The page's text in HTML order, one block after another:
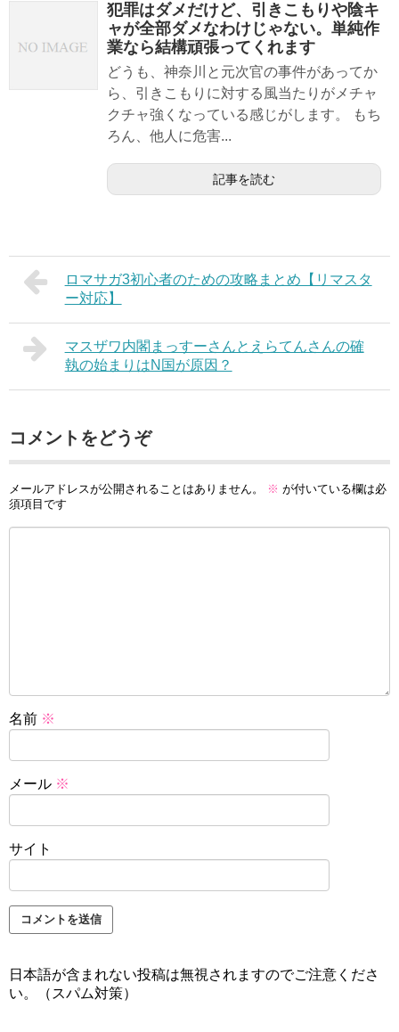
犯罪はダメだけど、引きこもりや陰キ
ャが全部ダメなわけじゃない。単純作
業なら結構頑張ってくれます
どうも、神奈川と元次官の事件があってか
ら、引きこもりに対する風当たりがメチャ
クチャ強くなっている感じがします。 もち
ろん、他人に危害...
記事を読む
ロマサガ3初心者のための攻略まとめ【リマスタ
ー対応】
マスザワ内閣まっすーさんとえらてんさんの確
執の始まりはN国が原因？
コメントをどうぞ
メールアドレスが公開されることはありません。 ※ が付いている欄は必
須項目です
名前 ※
メール ※
サイト
日本語が含まれない投稿は無視されますのでご注意くださ
い。（スパム対策）